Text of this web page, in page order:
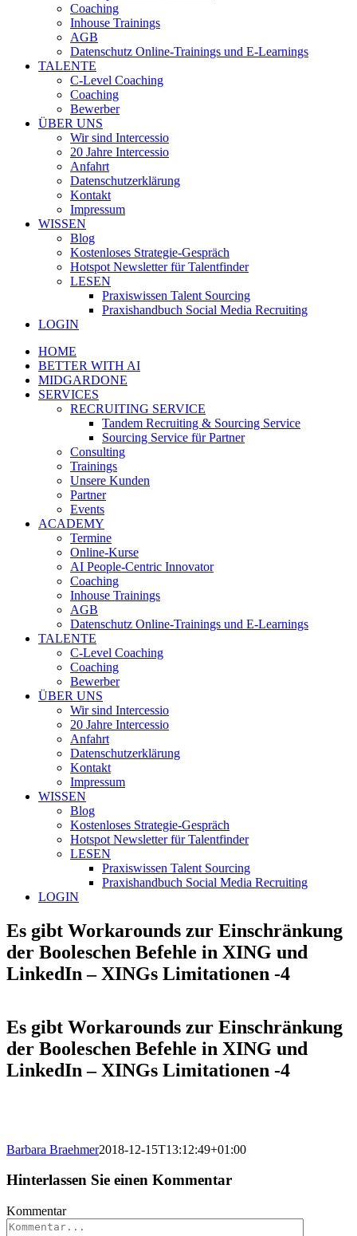
Coaching
Inhouse Trainings
AGB
Datenschutz Online-Trainings und E-Learnings
TALENTE
C-Level Coaching
Coaching
Bewerber
ÜBER UNS
Wir sind Intercessio
20 Jahre Intercessio
Anfahrt
Datenschutzerklärung
Kontakt
Impressum
WISSEN
Blog
Kostenloses Strategie-Gespräch
Hotspot Newsletter für Talentfinder
LESEN
Praxiswissen Talent Sourcing
Praxishandbuch Social Media Recruiting
LOGIN
HOME
BETTER WITH AI
MIDGARDONE
SERVICES
RECRUITING SERVICE
Tandem Recruiting & Sourcing Service
Sourcing Service für Partner
Consulting
Trainings
Unsere Kunden
Partner
Events
ACADEMY
Termine
Online-Kurse
AI People-Centric Innovator
Coaching
Inhouse Trainings
AGB
Datenschutz Online-Trainings und E-Learnings
TALENTE
C-Level Coaching
Coaching
Bewerber
ÜBER UNS
Wir sind Intercessio
20 Jahre Intercessio
Anfahrt
Datenschutzerklärung
Kontakt
Impressum
WISSEN
Blog
Kostenloses Strategie-Gespräch
Hotspot Newsletter für Talentfinder
LESEN
Praxiswissen Talent Sourcing
Praxishandbuch Social Media Recruiting
LOGIN
Es gibt Workarounds zur Einschränkung
der Booleschen Befehle in XING und
LinkedIn – XINGs Limitationen -4
Es gibt Workarounds zur Einschränkung
der Booleschen Befehle in XING und
LinkedIn – XINGs Limitationen -4
Barbara Braehmer2018-12-15T13:12:49+01:00
Hinterlassen Sie einen Kommentar
Kommentar